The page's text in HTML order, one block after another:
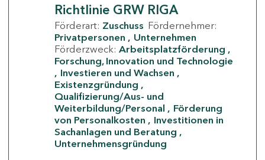
Richtlinie GRW RIGA
Förderart: Zuschuss Fördernehmer:
Privatpersonen
Unternehmen
Förderzweck: Arbeitsplatzförderung
Forschung, Innovation und Technologie
Investieren und Wachsen
Existenzgründung
Qualifizierung/Aus- und
Weiterbildung/Personal
Förderung
von Personalkosten
Investitionen in
Sachanlagen und Beratung
Unternehmensgründung